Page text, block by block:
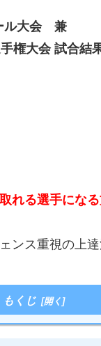
ル大会 兼
権大会 試合結
れる選手にな
ンス重視の上達
もくじ